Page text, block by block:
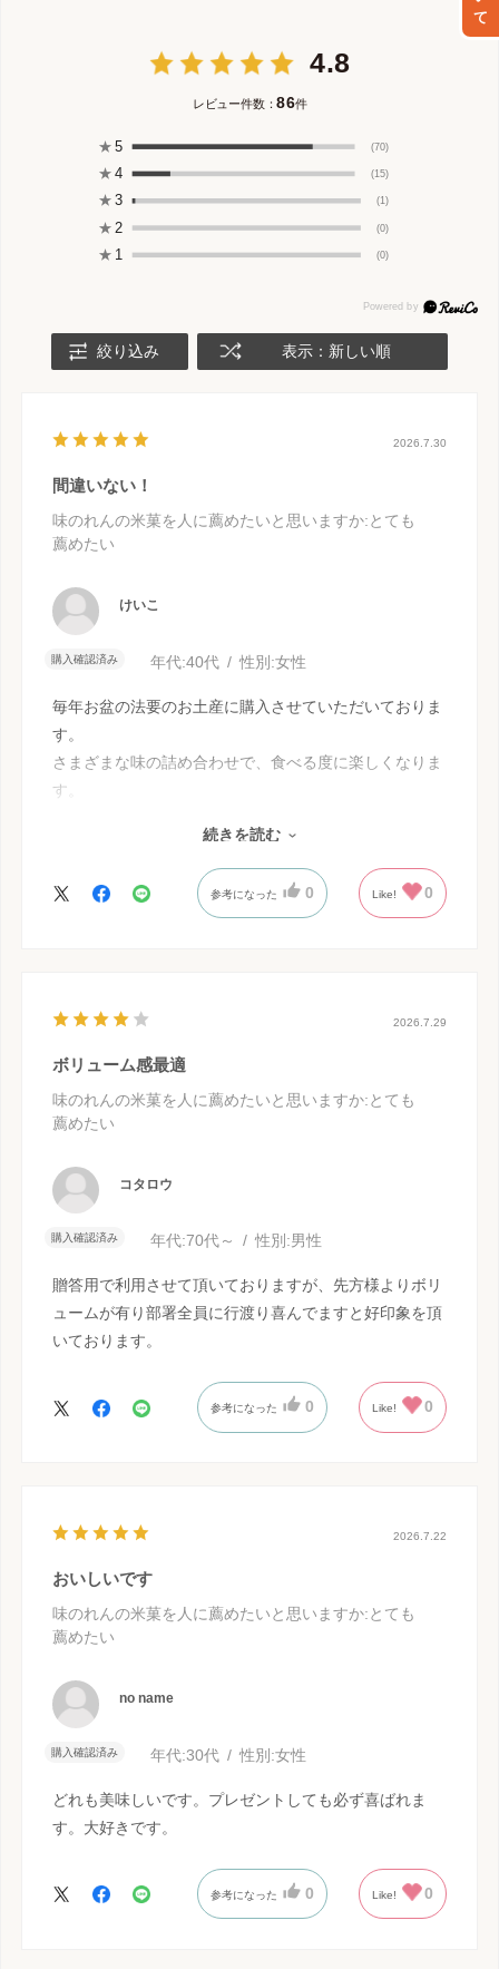
4.8
レビュー件数：86件
★ 5 (70)
★ 4 (15)
★ 3 (1)
★ 2 (0)
★ 1 (0)
絞り込み 表示：新しい順
2026.7.30
間違いない！
味のれんの米菓を人に薦めたいと思いますか:とても
薦めたい
けいこ
購入確認済み 年代:40代 性別:女性
毎年お盆の法要のお土産に購入させていただいておりま
す。
さまざまな味の詰め合わせで、食べる度に楽しくなりま
す。
ってからも楽しめます。
続きを読む
参考になった 0 Like! 0
2026.7.29
ボリューム感最適
味のれんの米菓を人に薦めたいと思いますか:とても
薦めたい
コタロウ
購入確認済み 年代:70代～ 性別:男性
贈答用で利用させて頂いておりますが、先方様よりボリ
ュームが有り部署全員に行渡り喜んでますと好印象を頂
いております。
参考になった 0 Like! 0
2026.7.22
おいしいです
味のれんの米菓を人に薦めたいと思いますか:とても
薦めたい
no name
購入確認済み 年代:30代 性別:女性
どれも美味しいです。プレゼントしても必ず喜ばれま
す。大好きです。
参考になった 0 Like! 0